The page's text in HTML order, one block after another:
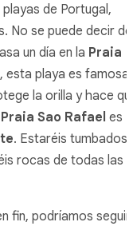
de Portugal,
No se puede decir de
un día en la Praia
esta playa es famosa
la orilla y hace
Praia Sao Rafael es
. Estaréis tumbados
rocas de todas las
fin, podríamos seguir